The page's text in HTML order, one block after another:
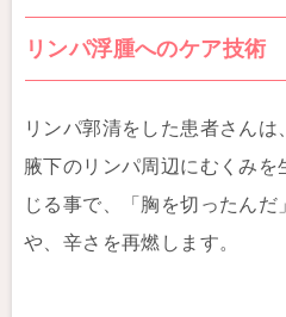
リンパ浮腫へのケア技術
リンパ郭清をした患者さんは
腋下のリンパ周辺にむくみ
じる事で、「胸を切ったん
や、辛さを再燃します。